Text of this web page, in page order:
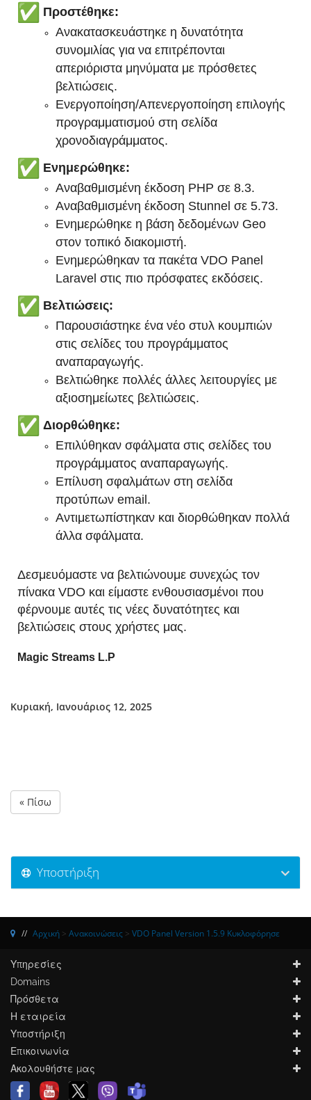
Προστέθηκε:
Ανακατασκευάστηκε η δυνατότητα
συνομιλίας για να επιτρέπονται
απεριόριστα μηνύματα με πρόσθετες
βελτιώσεις.
Ενεργοποίηση/Απενεργοποίηση επιλογής
προγραμματισμού στη σελίδα
χρονοδιαγράμματος.
Ενημερώθηκε:
Αναβαθμισμένη έκδοση PHP σε 8.3.
Αναβαθμισμένη έκδοση Stunnel σε 5.73.
Ενημερώθηκε η βάση δεδομένων Geo
στον τοπικό διακομιστή.
Ενημερώθηκαν τα πακέτα VDO Panel
Laravel στις πιο πρόσφατες εκδόσεις.
Βελτιώσεις:
Παρουσιάστηκε ένα νέο στυλ κουμπιών
στις σελίδες του προγράμματος
αναπαραγωγής.
Βελτιώθηκε πολλές άλλες λειτουργίες με
αξιοσημείωτες βελτιώσεις.
Διορθώθηκε:
Επιλύθηκαν σφάλματα στις σελίδες του
προγράμματος αναπαραγωγής.
Επίλυση σφαλμάτων στη σελίδα
προτύπων email.
Αντιμετωπίστηκαν και διορθώθηκαν πολλά
άλλα σφάλματα.
Δεσμευόμαστε να βελτιώνουμε συνεχώς τον
πίνακα VDO και είμαστε ενθουσιασμένοι που
φέρνουμε αυτές τις νέες δυνατότητες και
βελτιώσεις στους χρήστες μας.
Magic Streams L.P
Κυριακή, Ιανουάριος 12, 2025
« Πίσω
Υποστήριξη
Αρχική > Ανακοινώσεις > VDO Panel Version 1.5.9 Κυκλοφόρησε
Υπηρεσίες
Domains
Πρόσθετα
Η εταιρεία
Υποστήριξη
Επικοινωνία
Ακολουθήστε μας